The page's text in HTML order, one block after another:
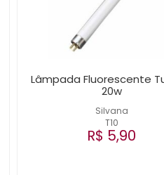
Silvana
T10
Lâmpada Fluorescente
20w
R$ 5,90